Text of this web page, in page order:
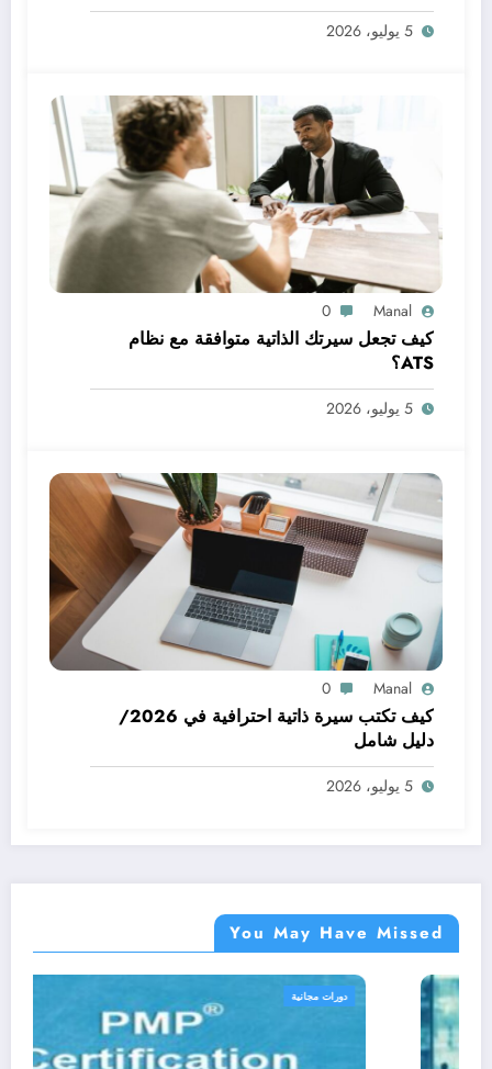
5 يوليو، 2026
Manal
0
كيف تجعل سيرتك الذاتية متوافقة مع نظام
ATS؟
5 يوليو، 2026
Manal
0
كيف تكتب سيرة ذاتية احترافية في 2026/
دليل شامل
5 يوليو، 2026
You May Have Missed
دورات مجانية